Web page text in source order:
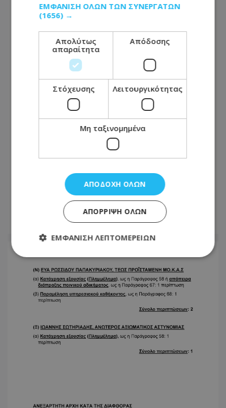
ΕΜΦΆΝΙΣΗ ΌΛΩΝ ΤΩΝ ΣΥΝΕΡΓΑΤΏΝ
(1656) →
Απολύτως
απαραίτητα
Απόδοσης
Στόχευσης Λειτουργικότητας
Μη ταξινομημένα
ΑΠΟΔΟΧΉ ΌΛΩΝ
ΑΠΌΡΡΙΨΗ ΌΛΩΝ
ΕΜΦΆΝΙΣΗ ΛΕΠΤΟΜΕΡΕΙΏΝ
Απολύτως απαραίτητα
Απόδοσης
Στόχευσης
Λειτουργικότητας
Τα απολύτως απαραίτητα cookies επιτρέπουν
βασικές λειτουργίες του ιστότοπου, όπως τη
σύνδεση χρήστη και τη διαχείριση λογαριασμού.
Ο ιστότοπος δεν μπορεί να χρησιμοποιηθεί σωστά